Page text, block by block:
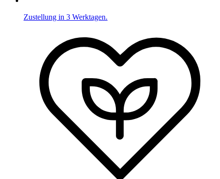
Zustellung in 3 Werktagen.